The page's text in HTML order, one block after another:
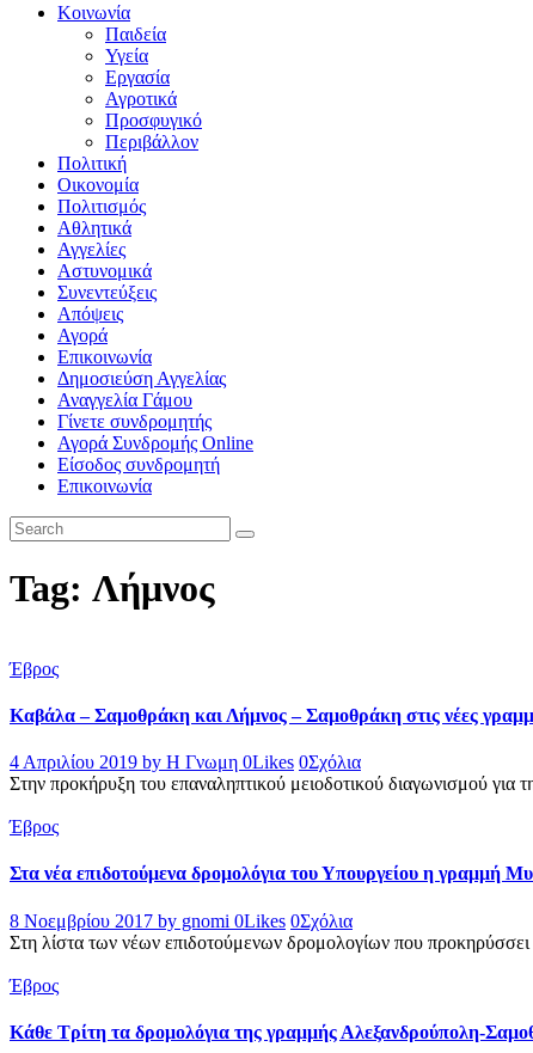
Κοινωνία
Παιδεία
Υγεία
Εργασία
Αγροτικά
Προσφυγικό
Περιβάλλον
Πολιτική
Οικονομία
Πολιτισμός
Αθλητικά
Αγγελίες
Αστυνομικά
Συνεντεύξεις
Απόψεις
Αγορά
Επικοινωνία
Δημοσιεύση Αγγελίας
Αναγγελία Γάμου
Γίνετε συνδρομητής
Αγορά Συνδρομής Online
Είσοδος συνδρομητή
Επικοινωνία
Tag: Λήμνος
Έβρος
Καβάλα – Σαμοθράκη και Λήμνος – Σαμοθράκη στις νέες
4 Απριλίου 2019 by Η Γνωμη 0Likes 0Σχόλια
Στην προκήρυξη του επαναληπτικού μειοδοτικού διαγωνισμού
Έβρος
Στα νέα επιδοτούμενα δρομολόγια του Υπουργείου η γραμμή
8 Νοεμβρίου 2017 by gnomi 0Likes 0Σχόλια
Στη λίστα των νέων επιδοτούμενων δρομολογίων που
Έβρος
Κάθε Τρίτη τα δρομολόγια της γραμμής Αλεξανδρούπολη-